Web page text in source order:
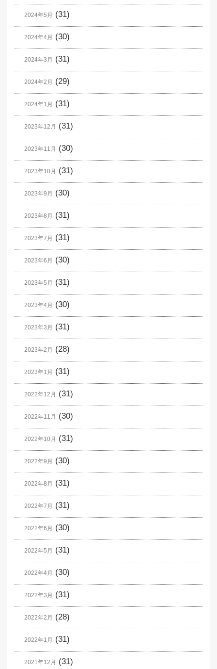
2024年5月 (31)
2024年4月 (30)
2024年3月 (31)
2024年2月 (29)
2024年1月 (31)
2023年12月 (31)
2023年11月 (30)
2023年10月 (31)
2023年9月 (30)
2023年8月 (31)
2023年7月 (31)
2023年6月 (30)
2023年5月 (31)
2023年4月 (30)
2023年3月 (31)
2023年2月 (28)
2023年1月 (31)
2022年12月 (31)
2022年11月 (30)
2022年10月 (31)
2022年9月 (30)
2022年8月 (31)
2022年7月 (31)
2022年6月 (30)
2022年5月 (31)
2022年4月 (30)
2022年3月 (31)
2022年2月 (28)
2022年1月 (31)
2021年12月 (31)